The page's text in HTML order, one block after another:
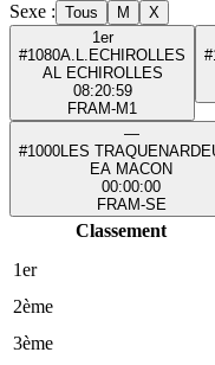
Sexe : Tous M
X
1er
#1080A.L.ECHIROLLES
AL ECHIROLLES
08:20:59
FRAM-M1
—
#1000 LES
EA MACON
00:00:00
FRAM-SE
Classement
1er
2ème
3ème